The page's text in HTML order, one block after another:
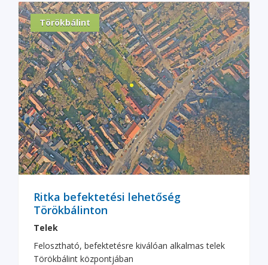
Törökbálint
Ritka befektetési lehetőség
Törökbálinton
Telek
Felosztható, befektetésre kiválóan alkalmas telek
Törökbálint központjában